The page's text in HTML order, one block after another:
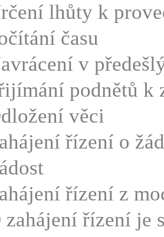
lhůty k
času
v
podnětů k
věci
řízení o
řízení z
zahájení řízení je